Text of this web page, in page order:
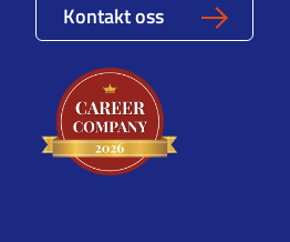
Kontakt oss